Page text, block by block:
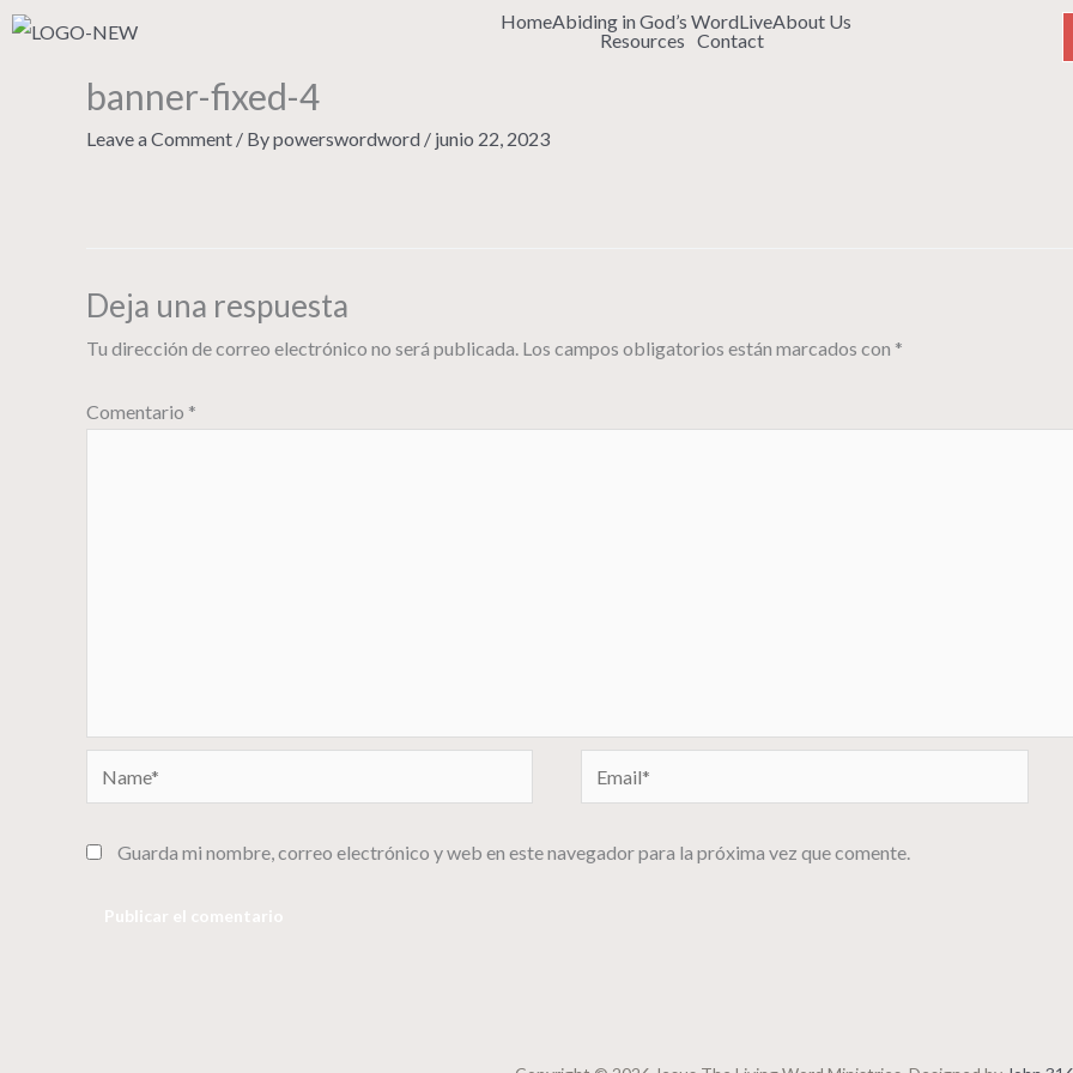
Skip
HomeAbiding in God’s WordLiveAbout Us
Resources
Contact
banner-fixed-4
Leave a Comment / Bypowerswordword / junio 22, 2023
Deja una respuesta
Tu dirección de correo electrónico no será publicada. Los campos obligatorios están marcados con *
Comentario *
Name* Email*
Guarda mi nombre, correo electrónico y web en este navegador para la próxima vez que comente.